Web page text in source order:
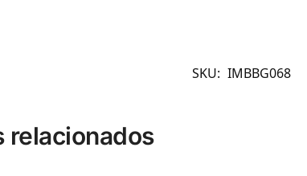
SKU: IMBBG068
relacionados